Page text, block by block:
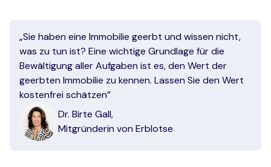
„Sie haben eine Immobilie geerbt und wissen nicht,
was zu tun ist? Eine wichtige Grundlage für die
Bewältigung aller Aufgaben ist es, den Wert der
geerbten Immobilie zu kennen. Lassen Sie den Wert
kostenfrei schätzen”
Dr. Birte Gall,
Mitgründerin von Erblotse